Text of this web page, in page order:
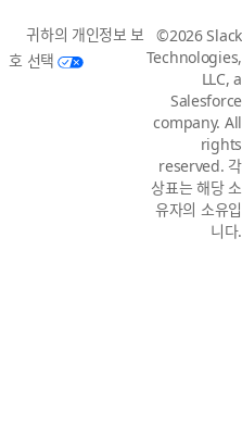
귀하의 개인정보 보
호 선택
©2026 Slack
Technologies,
LLC, a
Salesforce
company. All
rights
reserved. 각
상표는 해당 소
유자의 소유입
니다.